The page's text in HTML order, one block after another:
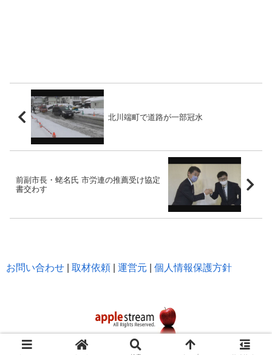
北川端町で道路が一部冠水
前副市長・蛯名氏 市労連の推薦受け協定
書交わす
お問い合わせ 取材依頼 運営元 個人情報保護方針